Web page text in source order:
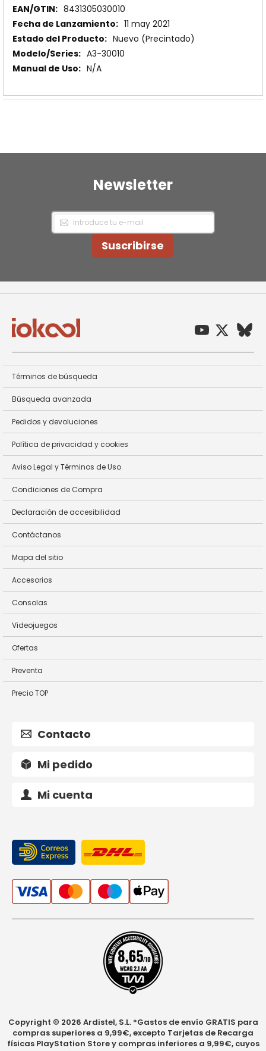
Información 8431305030010
11 may 2021
Nuevo (Precintado)
A3-30010
N/A
Newsletter
Inscríbase
nuestro
Suscribirse
Términos de búsqueda
Búsqueda avanzada
Pedidos y devoluciones
Política de privacidad y cookies
Aviso Legal y Términos de Uso
Condiciones de Compra
Declaración de accesibilidad
Contáctanos
Mapa del sitio
Accesorios
Consolas
Videojuegos
Ofertas
Preventa
Precio TOP
Contacto
Mi pedido
Mi cuenta
Copyright © 2026 Ardistel, S.L. *Gastos de envío GRATIS para
compras superiores a 9,99€, excepto Tarjetas de Recarga
físicas PlayStation Store y compras inferiores a 9,99€, cuyos